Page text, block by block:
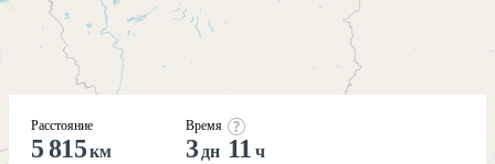
Расстояние
5 815км
Время
3 дн 11 ч